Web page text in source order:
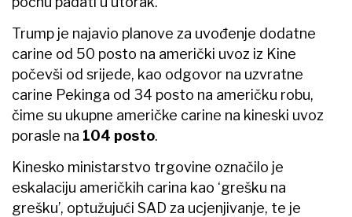
Trump je najavio planove za uvođenje dodatne
carine od 50 posto na američki uvoz iz Kine
počevši od srijede, kao odgovor na uzvratne
carine Pekinga od 34 posto na američku robu,
čime su ukupne američke carine na kineski uvoz
porasle na 104 posto.
Kinesko ministarstvo trgovine označilo je
eskalaciju američkih carina kao ‘grešku na
grešku’, optužujući SAD za ucjenjivanje, te je